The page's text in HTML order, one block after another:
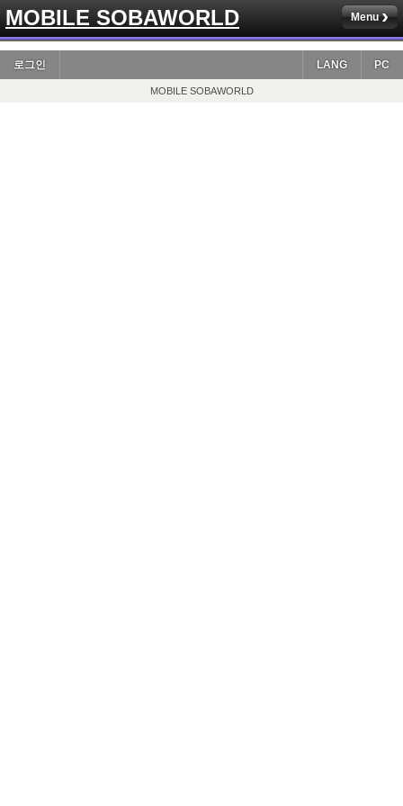
MOBILE SOBAWORLD Menu
로그인 PC
LANG
MOBILE SOBAWORLD